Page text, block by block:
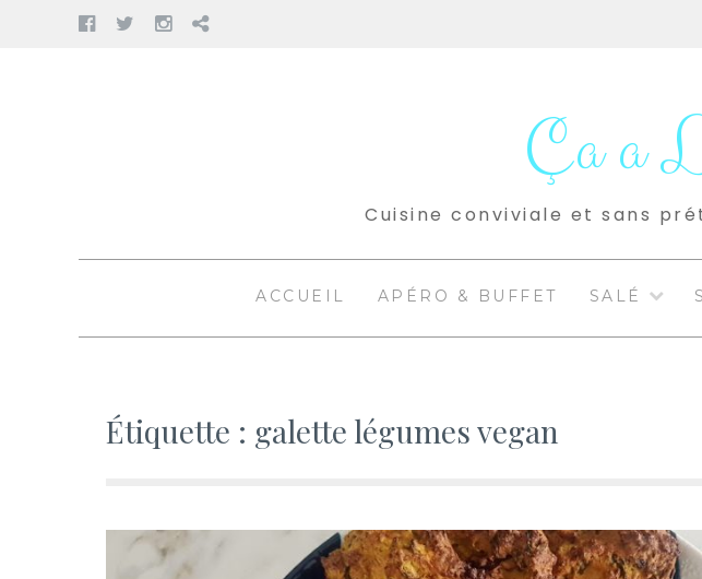
FacebookTwitter
Instagram
Pinterest
Ça a
Cuisine conviviale et sans
ACCUEIL APÉRO & BUFFET SALÉ
Étiquette : galette légumes vegan